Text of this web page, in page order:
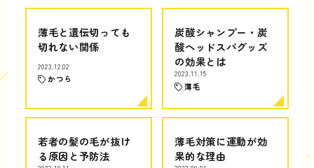
薄毛と遺伝切っても
切れない関係
2023.12.02
かつら
炭酸シャンプー・炭
酸ヘッドスパグッズ
の効果とは
2023.11.15
薄毛
若者の髪の毛が抜け
る原因と予防法
薄毛対策に運動が効
果的な理由